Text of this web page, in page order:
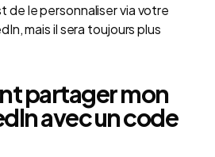
de le personnaliser via votre
mais il sera toujours plus
partager mon
avec un code